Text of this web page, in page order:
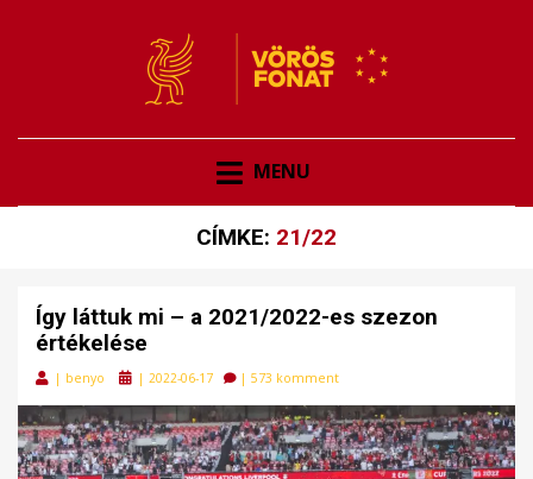
VÖRÖS FONAT
MENU
CÍMKE: 21/22
Így láttuk mi – a 2021/2022-es szezon
értékelése
| benyo
Posted
| 2022-06-17 | 573 komment